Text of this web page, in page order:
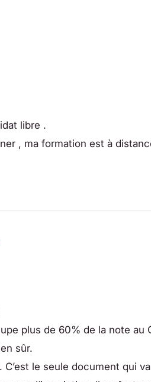
libre .
, ma formation est à
plus de 60% de la note au
sûr.
le seule document qui